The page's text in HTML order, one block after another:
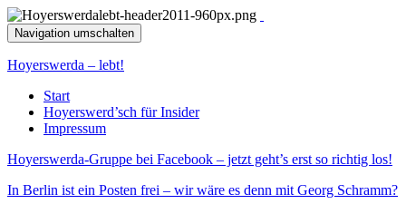
Navigation umschalten
Hoyerswerda – lebt!
Start
Hoyerswerd’sch für Insider
Impressum
Hoyerswerda-Gruppe bei Facebook – jetzt geht’s erst so richtig los!
In Berlin ist ein Posten frei – wir wäre es denn mit Georg Schramm?